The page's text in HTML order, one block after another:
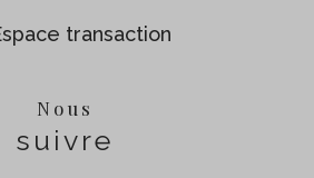
Espace transaction
Nous
suivre